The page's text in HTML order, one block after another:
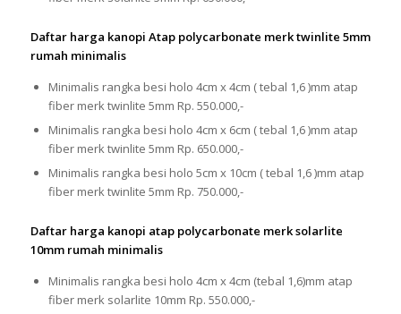
Daftar harga kanopi Atap polycarbonate merk twinlite 5mm
rumah minimalis
Minimalis rangka besi holo 4cm x 4cm ( tebal 1,6 )mm atap
fiber merk twinlite 5mm Rp. 550.000,-
Minimalis rangka besi holo 4cm x 6cm ( tebal 1,6 )mm atap
fiber merk twinlite 5mm Rp. 650.000,-
Minimalis rangka besi holo 5cm x 10cm ( tebal 1,6 )mm atap
fiber merk twinlite 5mm Rp. 750.000,-
Daftar harga kanopi atap polycarbonate merk solarlite
10mm rumah minimalis
Minimalis rangka besi holo 4cm x 4cm (tebal 1,6)mm atap
fiber merk solarlite 10mm Rp. 550.000,-